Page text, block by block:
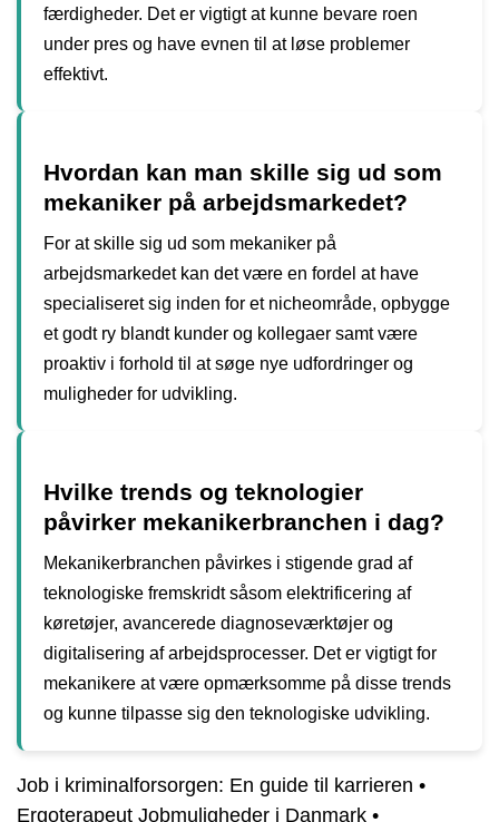
færdigheder. Det er vigtigt at kunne bevare roen
under pres og have evnen til at løse problemer
effektivt.
Hvordan kan man skille sig ud som
mekaniker på arbejdsmarkedet?
For at skille sig ud som mekaniker på
arbejdsmarkedet kan det være en fordel at have
specialiseret sig inden for et nicheområde, opbygge
et godt ry blandt kunder og kollegaer samt være
proaktiv i forhold til at søge nye udfordringer og
muligheder for udvikling.
Hvilke trends og teknologier
påvirker mekanikerbranchen i dag?
Mekanikerbranchen påvirkes i stigende grad af
teknologiske fremskridt såsom elektrificering af
køretøjer, avancerede diagnoseværktøjer og
digitalisering af arbejdsprocesser. Det er vigtigt for
mekanikere at være opmærksomme på disse trends
og kunne tilpasse sig den teknologiske udvikling.
Job i kriminalforsorgen: En guide til karrieren •
Ergoterapeut Jobmuligheder i Danmark •